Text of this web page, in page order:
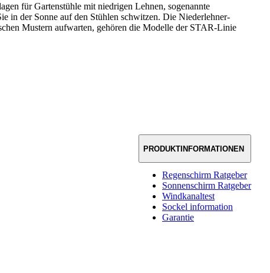
für Gartenstühle mit niedrigen Lehnen, sogenannte
in der Sonne auf den Stühlen schwitzen. Die Niederlehner-
Mustern aufwarten, gehören die Modelle der STAR-Linie
PRODUKTINFORMATIONEN
Regenschirm Ratgeber
Sonnenschirm Ratgeber
Windkanaltest
Sockel information
Garantie